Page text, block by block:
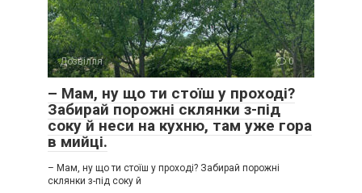
Дозвілля 0
– Мам, ну що ти стоїш у проході?
Забирай порожні склянки з-під
соку й неси на кухню, там уже гора
в мийці.
– Мам, ну що ти стоїш у проході? Забирай порожні
склянки з-під соку й